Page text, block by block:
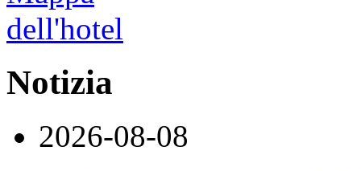
Notizia
2026-08-08